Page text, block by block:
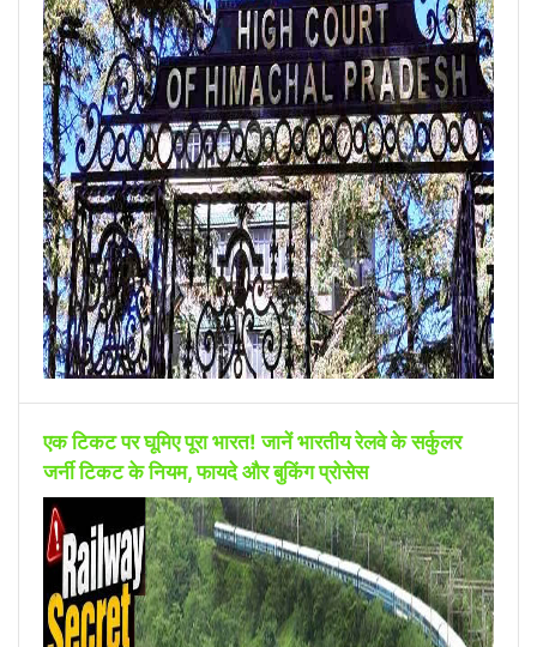
एक टिकट पर घूमिए पूरा भारत! जानें भारतीय रेलवे के सर्कुलर
जर्नी टिकट के नियम, फायदे और बुकिंग प्रोसेस